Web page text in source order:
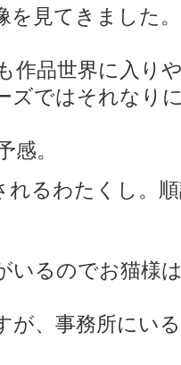
を見てきました
作品世界に入り
ズではそれなり
感。
るわたくし。
るのでお猫様
、事務所にい